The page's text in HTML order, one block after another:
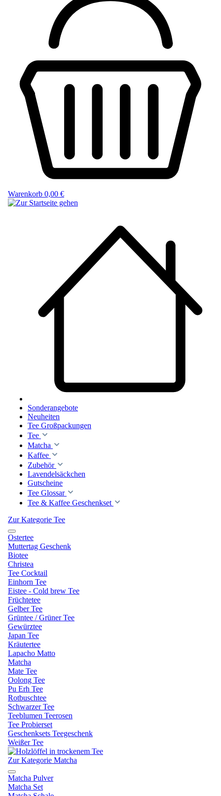
Warenkorb 0,00 €
Sonderangebote
Neuheiten
Tee Großpackungen
Tee
Matcha
Kaffee
Zubehör
Lavendelsäckchen
Gutscheine
Tee Glossar
Tee & Kaffee Geschenkset
Zur Kategorie Tee
Ostertee
Muttertag Geschenk
Biotee
Christea
Tee Cocktail
Einhorn Tee
Eistee - Cold brew Tee
Früchtetee
Gelber Tee
Grüntee / Grüner Tee
Gewürztee
Japan Tee
Kräutertee
Lapacho Matto
Matcha
Mate Tee
Oolong Tee
Pu Erh Tee
Rotbuschtee
Schwarzer Tee
Teeblumen Teerosen
Tee Probierset
Geschenksets Teegeschenk
Weißer Tee
Zur Kategorie Matcha
Matcha Pulver
Matcha Set